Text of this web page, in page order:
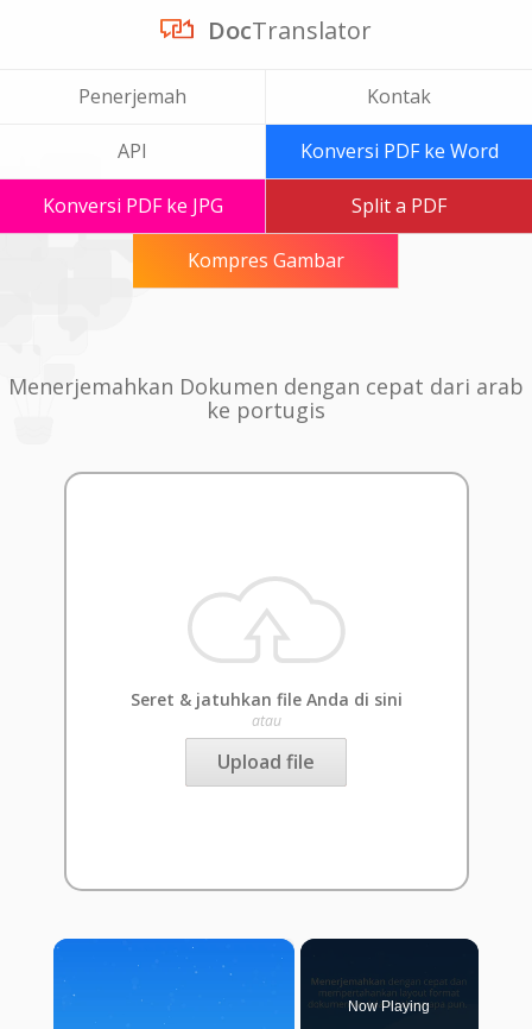
DocTranslator
Penerjemah Kontak
API Konversi PDF ke Word
Konversi PDF ke JPG Split a PDF
Kompres Gambar
Menerjemahkan Dokumen dengan cepat dari arab
ke portugis
Seret & jatuhkan file Anda di sini
atau
Upload file
×
Now Playing